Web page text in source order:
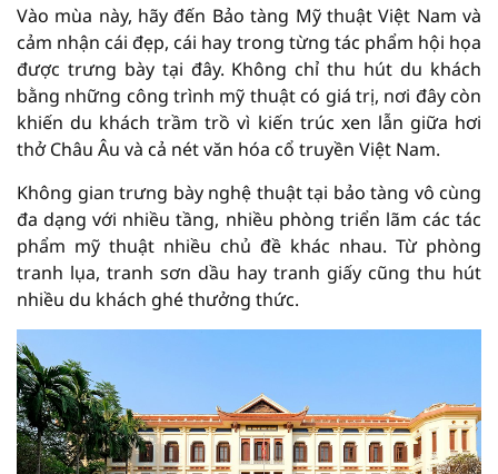
Vào mùa này, hãy đến Bảo tàng Mỹ thuật Việt Nam và
cảm nhận cái đẹp, cái hay trong từng tác phẩm hội họa
được trưng bày tại đây. Không chỉ thu hút du khách
bằng những công trình mỹ thuật có giá trị, nơi đây còn
khiến du khách trầm trồ vì kiến trúc xen lẫn giữa hơi
thở Châu Âu và cả nét văn hóa cổ truyền Việt Nam.
Không gian trưng bày nghệ thuật tại bảo tàng vô cùng
đa dạng với nhiều tầng, nhiều phòng triển lãm các tác
phẩm mỹ thuật nhiều chủ đề khác nhau. Từ phòng
tranh lụa, tranh sơn dầu hay tranh giấy cũng thu hút
nhiều du khách ghé thưởng thức.